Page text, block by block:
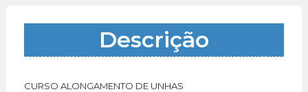
Descrição
CURSO ALONGAMENTO DE UNHAS